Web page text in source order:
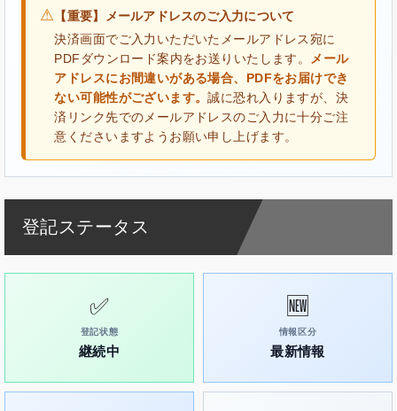
⚠ 【重要】メールアドレスのご入力について
決済画面でご入力いただいたメールアドレス宛に
PDFダウンロード案内をお送りいたします。
メール
アドレスにお間違いがある場合、PDFをお届けでき
ない可能性がございます。誠に恐れ入りますが、決
済リンク先でのメールアドレスのご入力に十分ご注
意くださいますようお願い申し上げます。
登記ステータス
✅
登記状態
継続中
🆕
情報区分
最新情報